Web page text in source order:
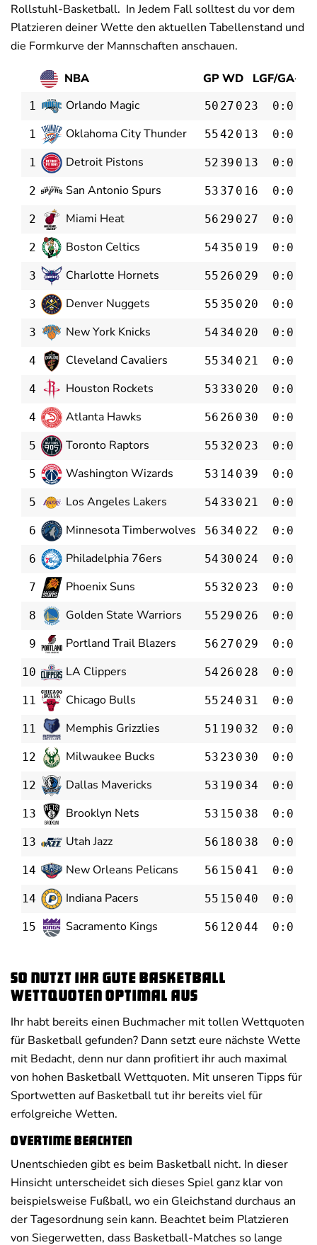
Rollstuhl-Basketball. In Jedem Fall solltest du vor dem
Platzieren deiner Wette den aktuellen Tabellenstand und
die Formkurve der Mannschaften anschauen.
NBA GPWD LGF/GA+/-
1 Orlando Magic 50 27 0 23 0:0
1 Oklahoma City Thunder 5542 0 13 0:0
1 Detroit Pistons 52 39 0 13 0:0
2 San Antonio Spurs 53 37 0 16 0:0
2 Miami Heat 56 29 0 27 0:0
2 Boston Celtics 54 35 0 19 0:0
3 Charlotte Hornets 55 26 0 29 0:0
3 Denver Nuggets 55 35 0 20 0:0
3 New York Knicks 54 34 0 20 0:0
4 Cleveland Cavaliers 55 34 0 21 0:0
4 Houston Rockets 53 33 0 20 0:0
4 Atlanta Hawks 56 26 0 30 0:0
5 Toronto Raptors 55 32 0 23 0:0
5 Washington Wizards 53 14 0 39 0:0
5 Los Angeles Lakers 54 33 0 21 0:0
6 Minnesota Timberwolves 56 34 0 22 0:0
6 Philadelphia 76ers 54 30 0 24 0:0
7 Phoenix Suns 55 32 0 23 0:0
8 Golden State Warriors 55 29 0 26 0:0
9 Portland Trail Blazers 56 27 0 29 0:0
10 LA Clippers 54 26 0 28 0:0
11 Chicago Bulls 55 24 0 31 0:0
11 Memphis Grizzlies 51 19 0 32 0:0
12 Milwaukee Bucks 53 23 0 30 0:0
12 Dallas Mavericks 53 19 0 34 0:0
13 Brooklyn Nets 53 15 0 38 0:0
13 Utah Jazz 56 18 0 38 0:0
14 New Orleans Pelicans 56 15 041 0:0
14 Indiana Pacers 55 15 040 0:0
15 Sacramento Kings 56 12 044 0:0
So nutzt ihr gute Basketball
Wettquoten optimal aus
Ihr habt bereits einen Buchmacher mit tollen Wettquoten
für Basketball gefunden? Dann setzt eure nächste Wette
mit Bedacht, denn nur dann profitiert ihr auch maximal
von hohen Basketball Wettquoten. Mit unseren Tipps für
Sportwetten auf Basketball tut ihr bereits viel für
erfolgreiche Wetten.
Overtime beachten
Unentschieden gibt es beim Basketball nicht. In dieser
Hinsicht unterscheidet sich dieses Spiel ganz klar von
beispielsweise Fußball, wo ein Gleichstand durchaus an
der Tagesordnung sein kann. Beachtet beim Platzieren
von Siegerwetten, dass Basketball-Matches so lange